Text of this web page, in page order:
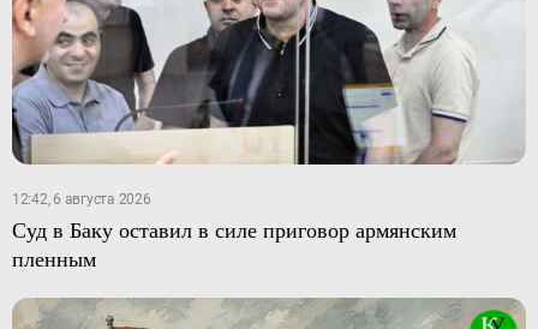
12:42, 6 августа 2026
Суд в Баку оставил в силе приговор армянским
пленным